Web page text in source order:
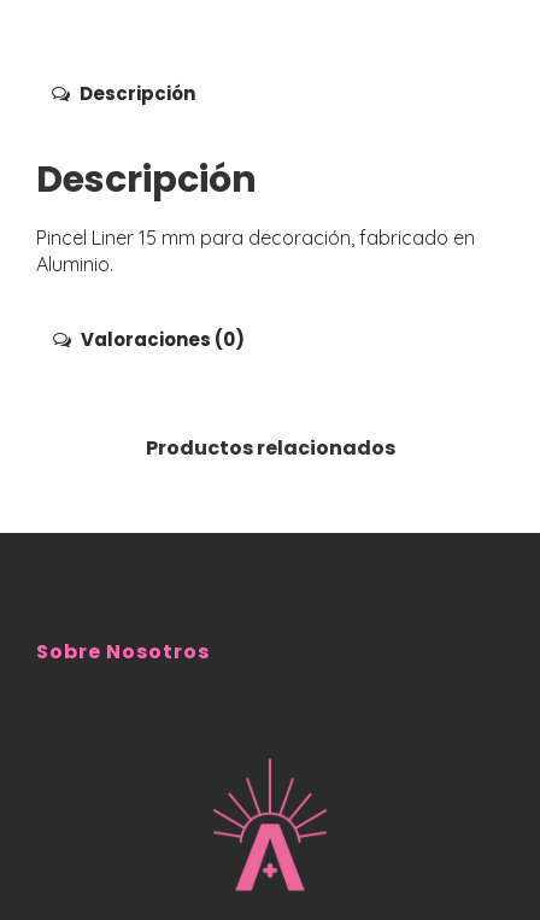
Descripción
Descripción
Pincel Liner 15 mm para decoración, fabricado en
Aluminio.
Valoraciones (0)
Productos relacionados
Sobre Nosotros